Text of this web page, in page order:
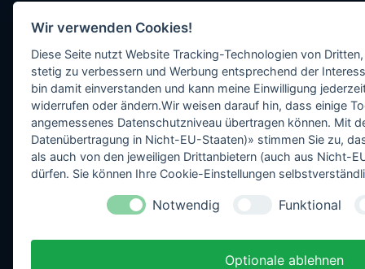
Wir verwenden Cookies!
Diese Seite nutzt Website Tracking-Technologien von
stetig zu verbessern und Werbung entsprechend der
bin damit einverstanden und kann meine Einwilligung
widerrufen oder ändern.Wir weisen darauf hin, dass einige
angemessenes Datenschutzniveau übertragen können. Mit
Datenübertragung in Nicht-EU-Staaten)» stimmen Sie zu,
als auch von den jeweiligen Drittanbietern (auch aus Nicht-
dürfen. Sie können Ihre Cookie-Einstellungen
Notwendig Funktional
Optionale ablehnen